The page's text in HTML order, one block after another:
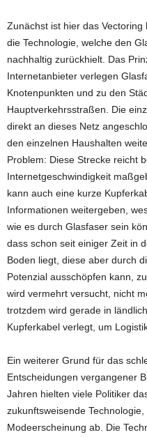
Zunächst ist hier das
die Technologie, welche den
nachhaltig zurückhielt. Das
Internetanbieter verlegen
Knotenpunkten und zu den
Hauptverkehrsstraßen. Die
direkt an dieses Netz
den einzelnen Haushalten
Problem: Diese Strecke reicht
Internetgeschwindigkeit
kann auch eine kurze
Informationen weitergeben,
wie es durch Glasfaser sein
dass schon seit einiger Zeit in
Boden liegt, diese aber durch
Potenzial ausschöpfen kann,
wird vermehrt versucht, nicht
trotzdem wird gerade in
Kupferkabel verlegt, um
Ein weiterer Grund für das
Entscheidungen vergangener
Jahren hielten viele Politiker
zukunftsweisende
Modeerscheinung ab. Die